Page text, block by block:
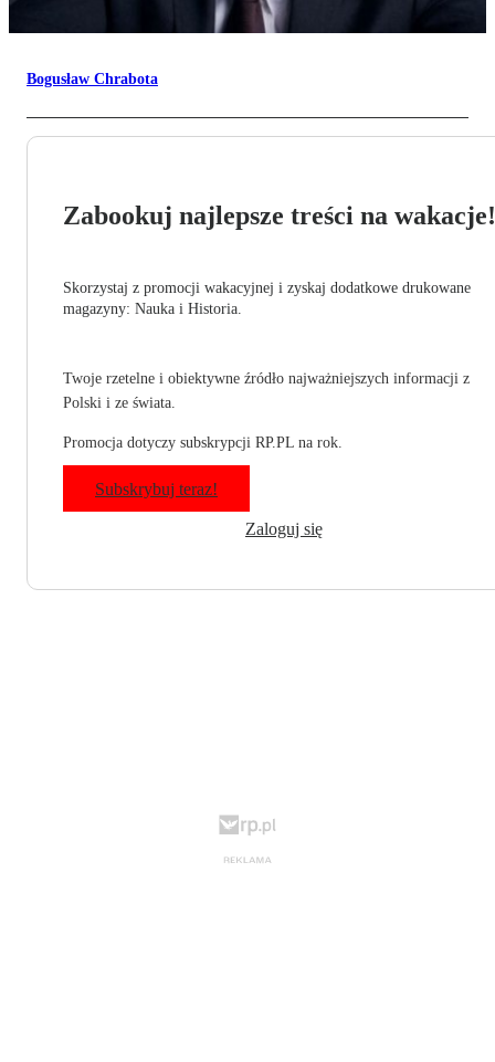
Bogusław Chrabota
Zabookuj najlepsze treści na wakacje!
Skorzystaj z promocji wakacyjnej i zyskaj dodatkowe drukowane
magazyny: Nauka i Historia.
Twoje rzetelne i obiektywne źródło najważniejszych informacji z
Polski i ze świata.
Promocja dotyczy subskrypcji RP.PL na rok.
Subskrybuj teraz!
Zaloguj się